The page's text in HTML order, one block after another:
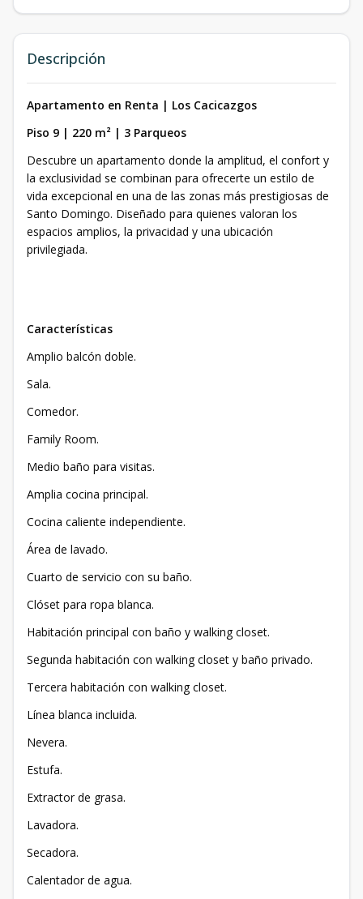
Descripción
Apartamento en Renta | Los Cacicazgos
Piso 9 | 220 m² | 3 Parqueos
Descubre un apartamento donde la amplitud, el confort y
la exclusividad se combinan para ofrecerte un estilo de
vida excepcional en una de las zonas más prestigiosas de
Santo Domingo. Diseñado para quienes valoran los
espacios amplios, la privacidad y una ubicación
privilegiada.
Características
Amplio balcón doble.
Sala.
Comedor.
Family Room.
Medio baño para visitas.
Amplia cocina principal.
Cocina caliente independiente.
Área de lavado.
Cuarto de servicio con su baño.
Clóset para ropa blanca.
Habitación principal con baño y walking closet.
Segunda habitación con walking closet y baño privado.
Tercera habitación con walking closet.
Línea blanca incluida.
Nevera.
Estufa.
Extractor de grasa.
Lavadora.
Secadora.
Calentador de agua.